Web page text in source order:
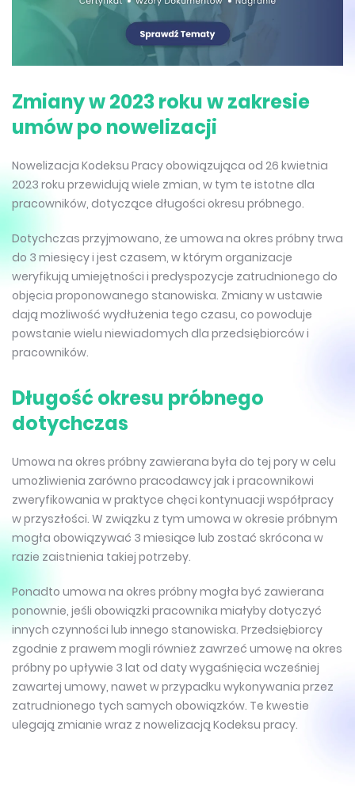
Zmiany w 2023 roku w zakresie
umów po nowelizacji
Nowelizacja Kodeksu Pracy obowiązująca od 26 kwietnia
2023 roku przewidują wiele zmian, w tym te istotne dla
pracowników, dotyczące długości okresu próbnego.
Dotychczas przyjmowano, że umowa na okres próbny trwa
do 3 miesięcy i jest czasem, w którym organizacje
weryfikują umiejętności i predyspozycje zatrudnionego do
objęcia proponowanego stanowiska. Zmiany w ustawie
dają możliwość wydłużenia tego czasu, co powoduje
powstanie wielu niewiadomych dla przedsiębiorców i
pracowników.
Długość okresu próbnego
dotychczas
Umowa na okres próbny zawierana była do tej pory w celu
umożliwienia zarówno pracodawcy jak i pracownikowi
zweryfikowania w praktyce chęci kontynuacji współpracy
w przyszłości. W związku z tym umowa w okresie próbnym
mogła obowiązywać 3 miesiące lub zostać skrócona w
razie zaistnienia takiej potrzeby.
Ponadto umowa na okres próbny mogła być zawierana
ponownie, jeśli obowiązki pracownika miałyby dotyczyć
innych czynności lub innego stanowiska. Przedsiębiorcy
zgodnie z prawem mogli również zawrzeć umowę na okres
próbny po upływie 3 lat od daty wygaśnięcia wcześniej
zawartej umowy, nawet w przypadku wykonywania przez
zatrudnionego tych samych obowiązków. Te kwestie
ulegają zmianie wraz z nowelizacją Kodeksu pracy.